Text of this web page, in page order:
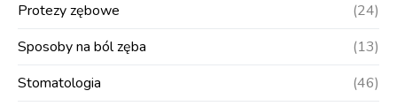
Protezy zębowe
(24)
Sposoby na ból zęba
(13)
Stomatologia
(46)